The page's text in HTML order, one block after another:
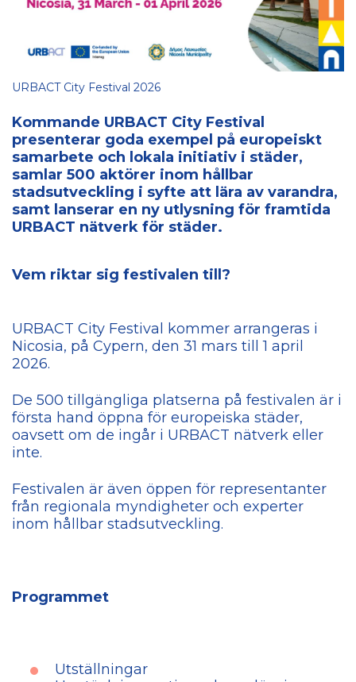
URBACT City Festival 2026
Kommande URBACT City Festival
presenterar goda exempel på europeiskt
samarbete och lokala initiativ i städer,
samlar 500 aktörer inom hållbar
stadsutveckling i syfte att lära av varandra,
samt lanserar en ny utlysning för framtida
URBACT nätverk för städer.
Vem riktar sig festivalen till?
URBACT City Festival kommer arrangeras i
Nicosia, på Cypern, den 31 mars till 1 april
2026.
De 500 tillgängliga platserna på festivalen är i
första hand öppna för europeiska städer,
oavsett om de ingår i URBACT nätverk eller
inte.
Festivalen är även öppen för representanter
från regionala myndigheter och experter
inom hållbar stadsutveckling.
Programmet
Utställningar